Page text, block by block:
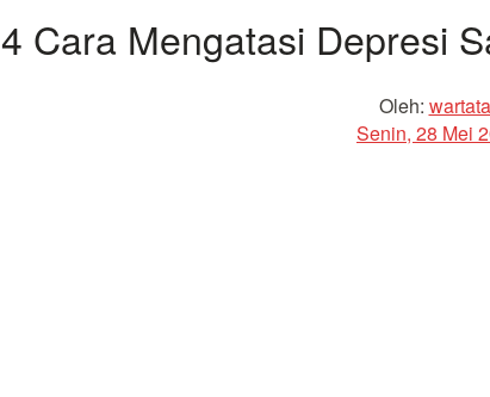
4 Cara Mengatasi Depresi
Oleh:
Senin, 28 Mei